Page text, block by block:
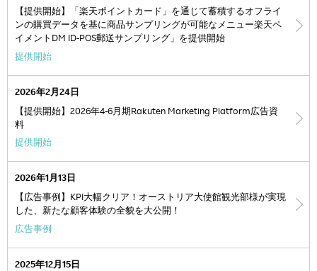
【提供開始】「楽天ポイントカード」を通じて蓄積するオフライ
ンの購買データを基に商品サンプリングが可能なメニュー楽天ペ
イメントDM ID-POS郵送サンプリング」を提供開始
提供開始
2026年2月24日
【提供開始】2026年4-6月期Rakuten Marketing Platform広告資
料
提供開始
2026年1月13日
【広告事例】KPI大幅クリア！オーストリア大使館観光部様が実現
した、新たな顧客体験の全貌を大公開！
広告事例
2025年12月15日